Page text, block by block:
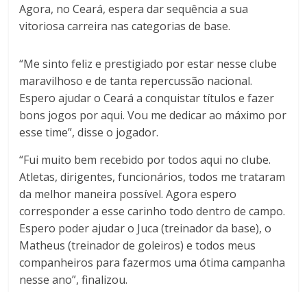
Agora, no Ceará, espera dar sequência a sua
vitoriosa carreira nas categorias de base.
“Me sinto feliz e prestigiado por estar nesse clube
maravilhoso e de tanta repercussão nacional.
Espero ajudar o Ceará a conquistar títulos e fazer
bons jogos por aqui. Vou me dedicar ao máximo por
esse time”, disse o jogador.
“Fui muito bem recebido por todos aqui no clube.
Atletas, dirigentes, funcionários, todos me trataram
da melhor maneira possível. Agora espero
corresponder a esse carinho todo dentro de campo.
Espero poder ajudar o Juca (treinador da base), o
Matheus (treinador de goleiros) e todos meus
companheiros para fazermos uma ótima campanha
nesse ano”, finalizou.